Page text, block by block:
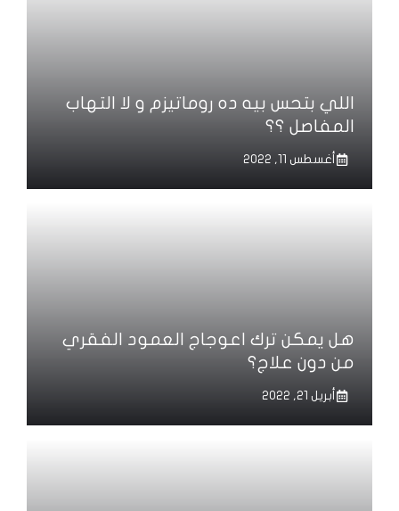
اللي بتحس بيه ده روماتيزم و لا التهاب
المفاصل ؟؟
أغسطس 11, 2022
هل يمكن ترك اعوجاج العمود الفقري
من دون علاج؟
أبريل 21, 2022